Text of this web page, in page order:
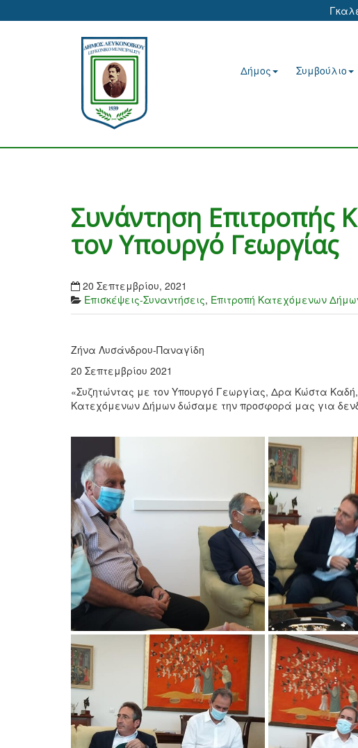
Δήμος Συμβούλιο
Συνάντηση Επιτροπής
τον Υπουργό Γεωργίας
20 Σεπτεμβρίου, 2021
Επισκέψεις-Συναντήσεις, Επιτροπή Κατεχόμενων
Ζήνα Λυσάνδρου-Παναγίδη
20 Σεπτεμβρίου 2021
«Συζητώντας με τον Υπουργό Γεωργίας, Δρα Κώστα
Κατεχόμενων Δήμων δώσαμε την προσφορά μας για